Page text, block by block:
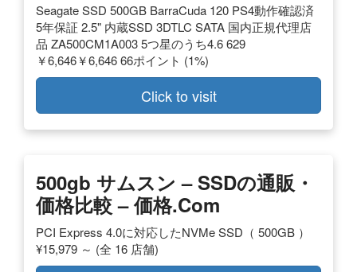
Seagate SSD 500GB BarraCuda 120 PS4動作確認済
5年保証 2.5" 内蔵SSD 3DTLC SATA 国内正規代理店
品 ZA500CM1A003 5つ星のうち4.6 629
￥6,646￥6,646 66ポイント (1%)
Click to visit
500gb サムスン – SSDの通販・
価格比較 – 価格.com
PCI Express 4.0に対応したNVMe SSD（ 500GB ）
¥15,979 ～ (全 16 店舗)